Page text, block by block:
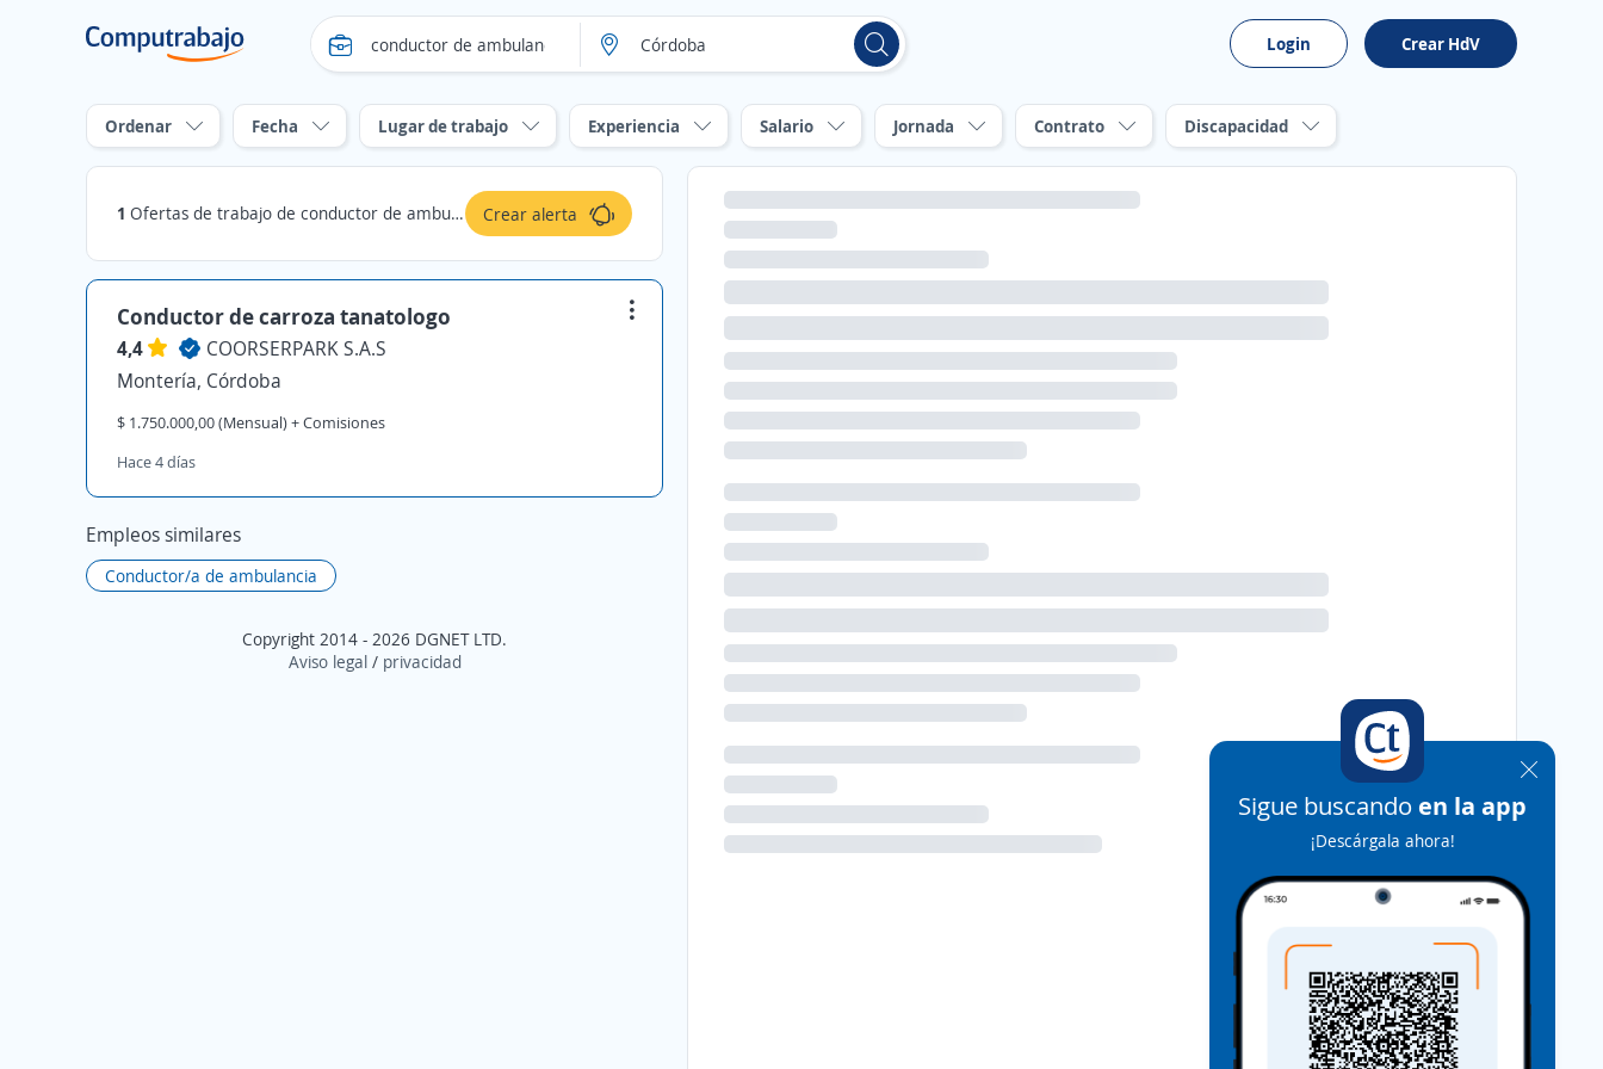
Login Crear HdV
Ordenar Fecha Lugar de trabajo Experiencia Salario Jornada Contrato Discapacidad
1 Ofertas de trabajo de conductor de ambulancia en Córdoba Crear alerta
Conductor de carroza tanatologo
4,4
COORSERPARK S.A.S
Montería, Córdoba
$ 1.750.000,00 (Mensual) + Comisiones
Hace 4 días
Empleos similares
Conductor/a de ambulancia
Copyright 2014 - 2026 DGNET LTD.
Aviso legal/ privacidad
Sigue buscando en la app
¡Descárgala ahora!